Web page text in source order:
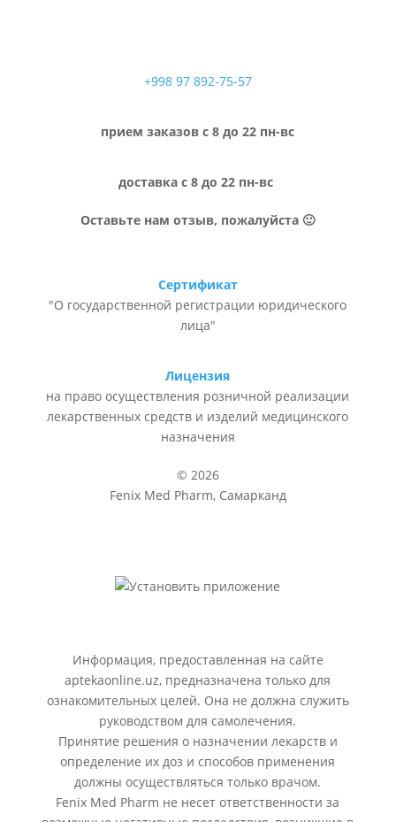
+998 97 892-75-57
прием заказов с 8 до 22 пн-вс
доставка с 8 до 22 пн-вс
Оставьте нам отзыв, пожалуйста 🙂
Сертификат
"О государственной регистрации юридического
лица"
Лицензия
на право осуществления розничной реализации
лекарственных средств и изделий медицинского
назначения
© 2026
Fenix Med Pharm, Самарканд
Информация, предоставленная на сайте
aptekaonline.uz, предназначена только для
ознакомительных целей. Она не должна служить
руководством для самолечения.
Принятие решения о назначении лекарств и
определение их доз и способов применения
должны осуществляться только врачом.
Fenix Med Pharm не несет ответственности за